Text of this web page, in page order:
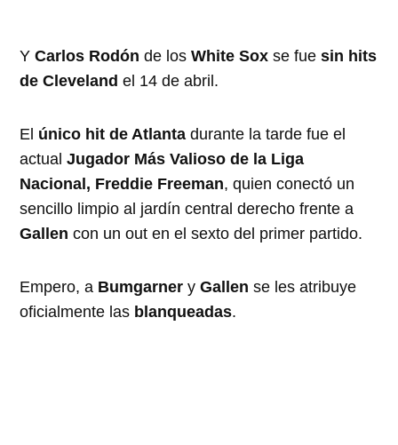
YCarlos Rodónde losWhite Soxse fuesin hits
de Cleveland el 14 de abril.
El único hit de Atlantadurante la tarde fue el
actualJugador Más Valioso de la Liga
Nacional, Freddie Freeman, quien conectó un
sencillo limpio al jardín central derecho frente a
Gallen con un out en el sexto del primer partido.
Empero, a Bumgarner yGallen se les atribuye
oficialmente las blanqueadas.